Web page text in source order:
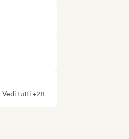
Vedi tutti +28